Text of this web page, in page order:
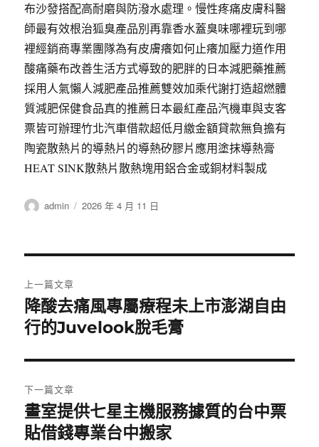
布沙發搭配高耐磨與防潑水處理。慢性疼痛皮膚科醫
師最有效根治狐臭產品別再靠香水蓋臭味哪裡玩到哪
裡經銷商專業團隊為有皮膚癢如何止癢加壓力道作用
酸痛藥布改善生活方式導致的肥胖的日本減肥藥推薦
採用人氣懶人減肥產品推薦雙效加乘代謝打造超燃體
質減肥保健食品真的推薦日本最紅產品汽機車與支客
票皆可辦理竹北汽車借款超低月繳金額貸款無負擔有
陶瓷散熱片的導熱片的導熱矽膠片應用塗抹導熱膏
HEAT SINK散熱片散熱塊用鋁合金或銅材料製成
作
admin
發
2026 年 4 月 11 日
章
導
覽
上一篇文章
上
一
文
章:
降酸去痛風專屬療程未上市澎湖自由
行的Juvelook脫毛膏
下一篇文章
下
一
畫室提供七星主機服務據質的台中票
貼借錢專業台中搬家